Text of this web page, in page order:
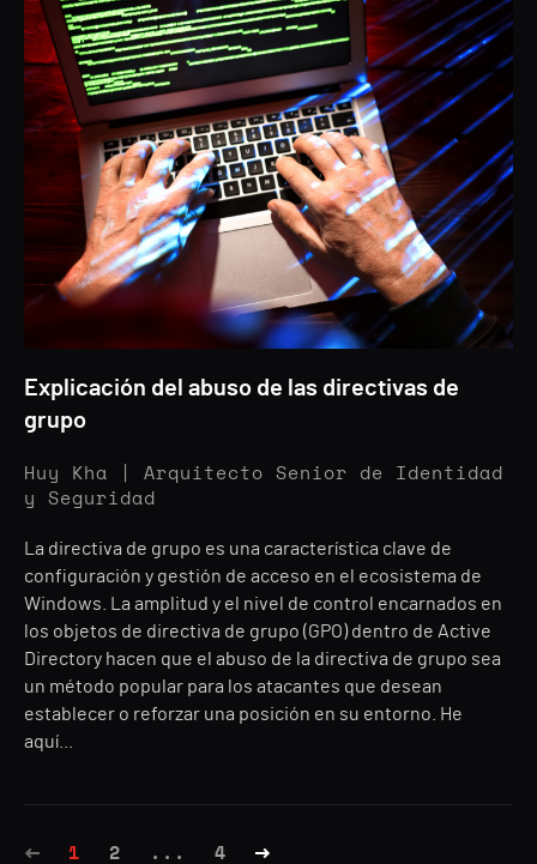
Explicación del abuso de las directivas de
grupo
Huy Kha | Arquitecto Senior de Identidad
y Seguridad
La directiva de grupo es una característica clave de
configuración y gestión de acceso en el ecosistema de
Windows. La amplitud y el nivel de control encarnados en
los objetos de directiva de grupo (GPO) dentro de Active
Directory hacen que el abuso de la directiva de grupo sea
un método popular para los atacantes que desean
establecer o reforzar una posición en su entorno. He
aquí...
1 2 ... 4